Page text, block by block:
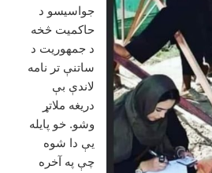
جواسيسو د
حاکميت څخه
د جمهوريت د
ساتنې تر نامه
لاندې بې
دريغه ملاتړ
وشو. خو پايله
يې دا شوه
چې په آخره